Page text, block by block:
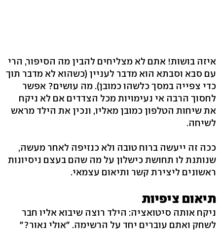
איזה בושות! אתם לא מצליחים להבין מה הסיפור, הרי
עם סבא וסבתא הוא מדבר לעניין (כשהוא לא מדבר תוך
כדי צפייה במסך כלשהו כמובן). מה עושים? אפשר
לחסוך הרבה אי נעימויות מכל הצדדים אם לא ניקח
את שיחות הטלפון כמובן מאליו, ונכין את הילד מראש
לשיחה.
ככה זה ייעשה ברוח טובה ולא כנזיפה לאחר מעשה,
שנותנת לו תחושת כישלון על מה שהם בעצם ניסיונות
ראשונים ליצירת קשר ותיאום עצמאי.
תיאום ציפיות
ניקח אותה סיטואציה: הילד רוצה שיבוא אליו חבר
לשחק ואתם עוברים יחד על הרשימה. "אולי נאור?"